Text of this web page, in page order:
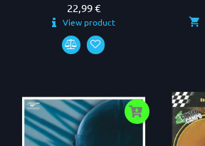
Prezzo
22,99 €
View product